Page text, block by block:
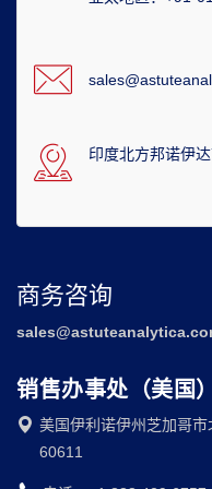
印度北方邦诺伊
商务咨询
销售办事处（美国）
美国伊利诺伊州芝加哥市
60611